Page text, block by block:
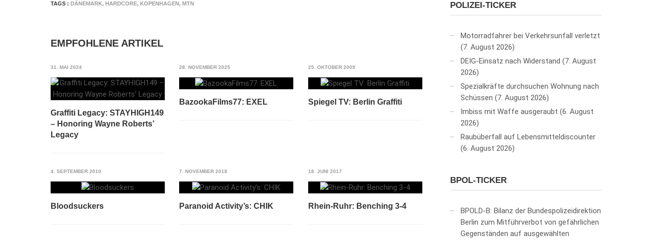
TAGS : DÄNEMARK, HARDCORE, KOPENHAGEN, MTN
EMPFOHLENE ARTIKEL
31. MAI 2024
Graffiti Legacy: STAYHIGH149
– Honoring Wayne Roberts’
Legacy
28. NOVEMBER 2025
BazookaFilms77: EXEL
25. OKTOBER 2009
Spiegel TV: Berlin Graffiti
4. SEPTEMBER 2010
Bloodsuckers
7. NOVEMBER 2018
Paranoid Activity’s: CHIK
18. JUNI 2017
Rhein-Ruhr: Benching 3-4
POLIZEI-TICKER
Motorradfahrer bei Verkehrsunfall verletzt
7. August 2026
DEIG-Einsatz nach Widerstand
7. August
2026
Spezialkräfte durchsuchen Wohnung nach
Schüssen
7. August 2026
Imbiss mit Waffe ausgeraubt 6. August
2026
Raubüberfall auf Lebensmitteldiscounter
6. August 2026
BPOL-TICKER
BPOLD-B: Bilanz der Bundespolizeidirektion
Berlin zum Mitführverbot von gefährlichen
Gegenständen auf ausgewählten